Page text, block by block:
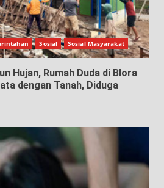
Sosial Sosial Masyarakat
Hujan, Rumah Duda di Blora
dengan Tanah, Diduga